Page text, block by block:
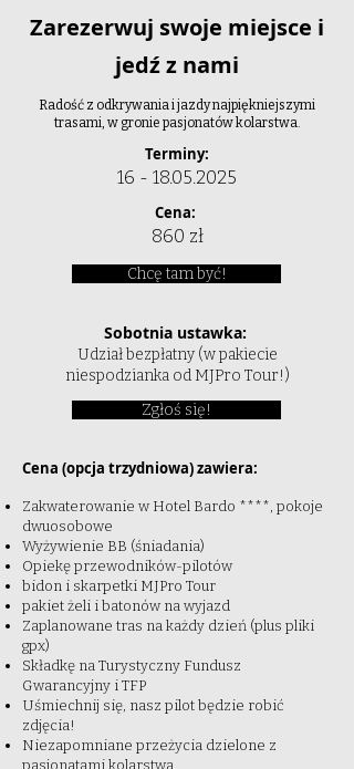
Zarezerwuj swoje miejsce i
jedź z nami
Radość z odkrywania i jazdy najpiękniejszymi
trasami, w gronie pasjonatów kolarstwa.
Terminy:
16 - 18.05.2025
Cena:
860 zł
Chcę tam być!
Sobotnia ustawka:
Udział bezpłatny (w pakiecie
niespodzianka od MJPro Tour!)
Zgłoś się!
Cena (opcja trzydniowa) zawiera:
Zakwaterowanie w Hotel Bardo ****, pokoje
dwuosobowe
Wyżywienie BB (śniadania)
Opiekę przewodników-pilotów
bidon i skarpetki MJPro Tour
pakiet żeli i batonów na wyjazd
Zaplanowane tras na każdy dzień (plus pliki
gpx)
Składkę na Turystyczny Fundusz
Gwarancyjny i TFP
Uśmiechnij się, nasz pilot będzie robić
zdjęcia!
Niezapomniane przeżycia dzielone z
pasjonatami kolarstwa